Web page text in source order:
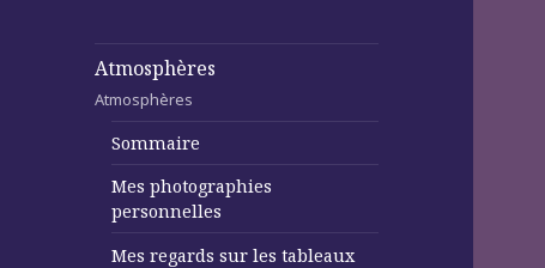
Atmosphères
Atmosphères
Sommaire
Mes photographies
personnelles
Mes regards sur les tableaux